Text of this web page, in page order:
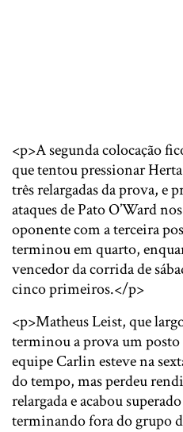
<p>A segunda colocação
que tentou pressionar
três relargadas da prova, e
ataques de Pato O’Ward
oponente com a terceira
terminou em quarto,
vencedor da corrida de
cinco primeiros.</p>
<p>Matheus Leist, que
terminou a prova um
equipe Carlin esteve na
do tempo, mas perdeu
relargada e acabou
terminando fora do grupo